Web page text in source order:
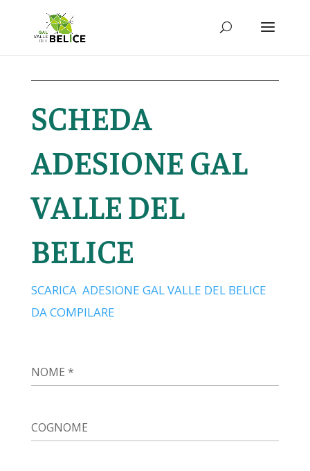
SCHEDA
ADESIONE GAL
VALLE DEL
BELICE
SCARICA ADESIONE GAL VALLE DEL BELICE
DA COMPILARE
NOME *
COGNOME